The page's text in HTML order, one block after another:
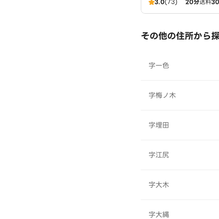
ンドバー
その他の住所から
字一色
字梅ノ木
字埋田
字江尻
字大木
字大縄